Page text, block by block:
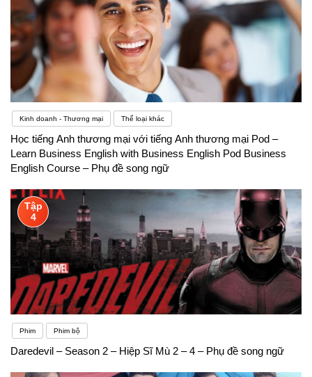
Kinh doanh - Thương mại Thể loại khác
Học tiếng Anh thương mại với tiếng Anh thương mại Pod –
Learn Business English with Business English Pod Business
English Course – Phụ đề song ngữ
Tập
4
Phim Phim bộ
Daredevil – Season 2 – Hiệp Sĩ Mù 2 – 4 – Phụ đề song ngữ